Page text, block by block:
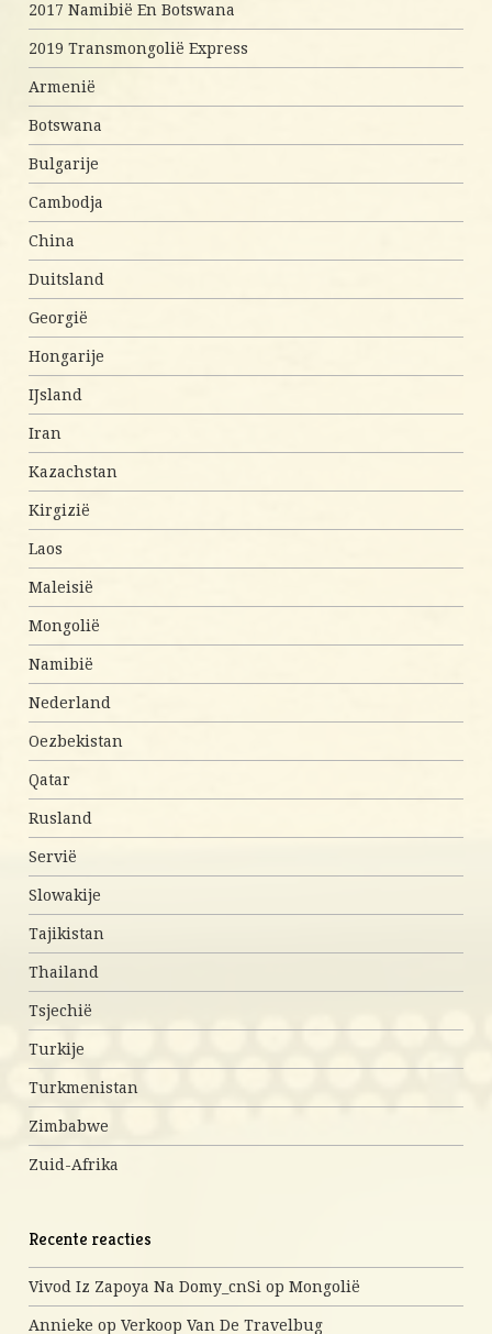
2017 Namibië En Botswana
2019 Transmongolië Express
Armenië
Botswana
Bulgarije
Cambodja
China
Duitsland
Georgië
Hongarije
IJsland
Iran
Kazachstan
Kirgizië
Laos
Maleisië
Mongolië
Namibië
Nederland
Oezbekistan
Qatar
Rusland
Servië
Slowakije
Tajikistan
Thailand
Tsjechië
Turkije
Turkmenistan
Zimbabwe
Zuid-Afrika
Recente reacties
Vivod Iz Zapoya Na Domy_cnSi opMongolië
Annieke opVerkoop Van De Travelbug